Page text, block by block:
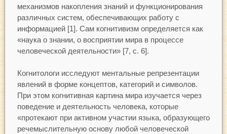
механизмов накопления знаний и функционирования
различных систем, обеспечивающих работу с
информацией [1]. Сам когнитивизм определяется как
«наука о знании, о восприятии мира в процессе
человеческой деятельности» [7, с. 6].
Когнитологи исследуют ментальные репрезентации
явлений в форме концептов, категорий и символов.
При этом когнитивная картина мира изучается через
поведение и деятельность человека, которые
«протекают при активном участии языка, образующего
речемыслительную основу любой человеческой